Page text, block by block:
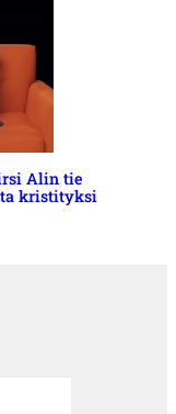
Alin tie
kristityksi